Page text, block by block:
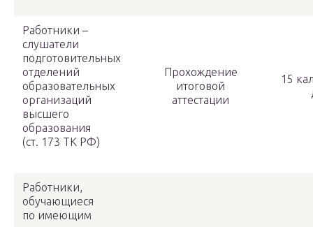
Работники –
слушатели
подготовительных
отделений
образовательных
организаций
высшего
образования
(ст. 173 ТК РФ)
Прохождение
итоговой
аттестации
15
Работники,
обучающиеся
по имеющим